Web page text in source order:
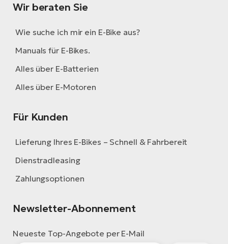
Wir beraten Sie
Wie suche ich mir ein E-Bike aus?
Manuals für E-Bikes.
Alles über E-Batterien
Alles über E-Motoren
Für Kunden
Lieferung Ihres E-Bikes – Schnell & Fahrbereit
Dienstradleasing
Zahlungsoptionen
Newsletter-Abonnement
Neueste Top-Angebote per E-Mail